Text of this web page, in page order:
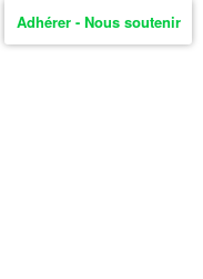
Adhérer - Nous soutenir